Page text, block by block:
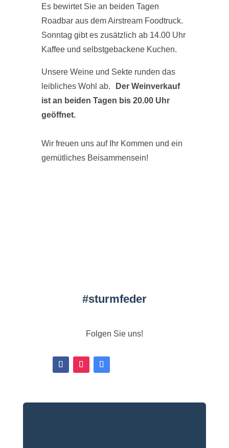
Es bewirtet Sie an beiden Tagen
Roadbar aus dem Airstream Foodtruck.
Sonntag gibt es zusätzlich ab 14.00 Uhr
Kaffee und selbstgebackene Kuchen.
Unsere Weine und Sekte runden das
leibliches Wohl ab.
Der Weinverkauf
ist an beiden Tagen bis 20.00 Uhr
geöffnet.
Wir freuen uns auf Ihr Kommen und ein
gemütliches Beisammensein!
#sturmfeder
Folgen Sie uns!